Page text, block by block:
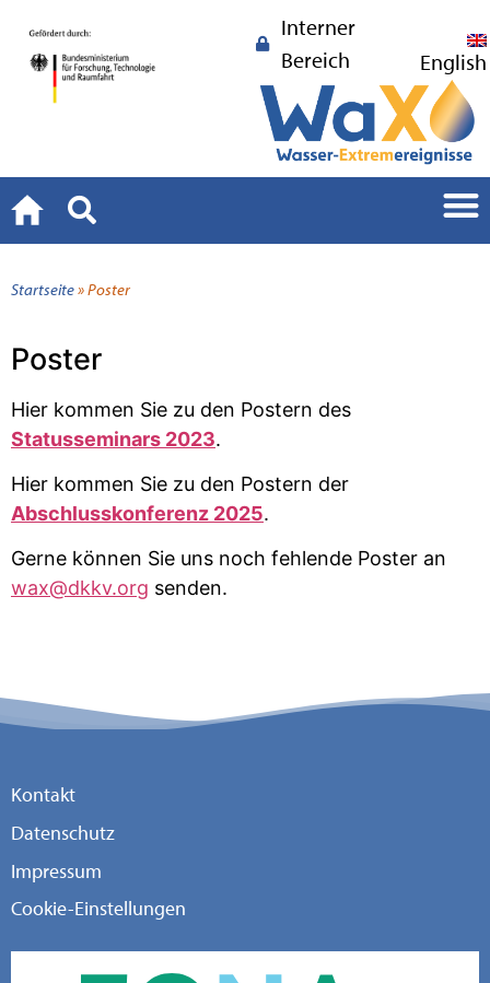
Interner
Bereich
English
Startseite»Poster
Poster
Hier kommen Sie zu den Postern des
Statusseminars 2023.
Hier kommen Sie zu den Postern der
Abschlusskonferenz 2025.
Gerne können Sie uns noch fehlende Poster an
wax@dkkv.org senden.
Kontakt
Datenschutz
Impressum
Cookie-Einstellungen